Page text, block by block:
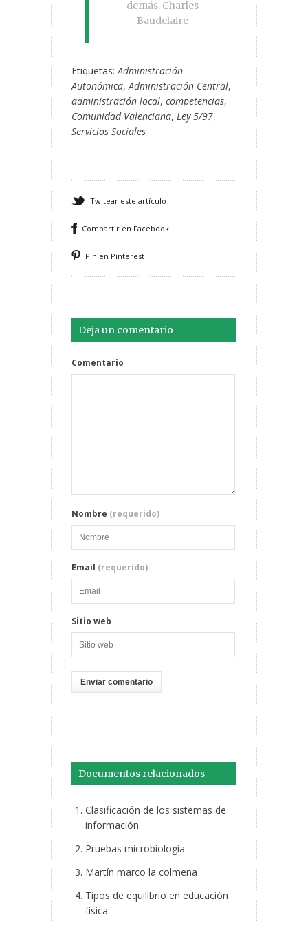
demás. Charles
Baudelaire
Etiquetas:Administración
Autonómica,Administración Central,
administración local, competencias,
Comunidad Valenciana, Ley 5/97,
Servicios Sociales
Twitear este artículo
Compartir en Facebook
Pin en Pinterest
Deja un comentario
Comentario
Nombre (requerido)
Email (requerido)
Sitio web
Documentos relacionados
Clasificación de los sistemas de
información
Pruebas microbiología
Martín marco la colmena
Tipos de equilibrio en educación
física